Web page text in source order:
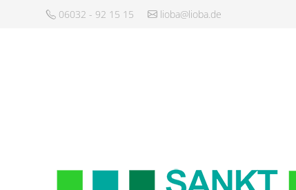
06032 - 92 15 15 lioba@lioba.de